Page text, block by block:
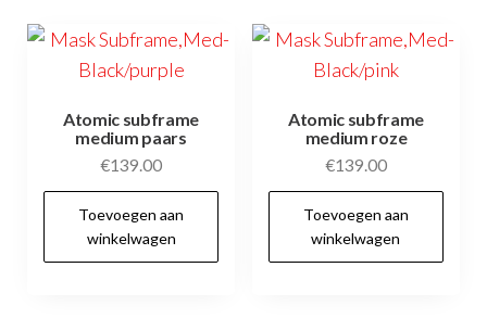
Atomic subframe
medium paars
€139.00
Toevoegen aan
winkelwagen
Atomic subframe
medium roze
€139.00
Toevoegen aan
winkelwagen